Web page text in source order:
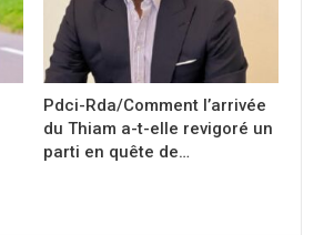
Pdci-Rda/Comment l’arrivée
du Thiam a-t-elle revigoré un
parti en quête de…